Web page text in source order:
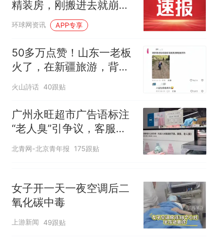
官方通报
热 那个在床头放菜刀的女孩，
因老师一句“跟我回家”改写了
人生
精装房，刚搬进去就崩溃
了：只能搬了出去，至今
一分钱没拿到！开发商：
还在申请
环球网资讯 APP专享
50多万点赞！山东一老板
火了，在新疆旅游，背着
包给下属慷慨激昂打电
话，网友：谁这么不开
眼，把出来旅游的老总气
成这样
火山詩话 40跟贴
广州永旺超市广告语标注
“老人臭”引争议，客服回
应
北青网-北京青年报 175跟贴
女子开一天一夜空调后二
氧化碳中毒
上游新闻 49跟贴